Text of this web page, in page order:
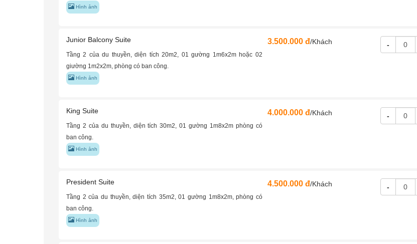
Hình ảnh
Junior Balcony Suite
Tầng 2 của du thuyền, diện tích 20m2, 01 gường 1m6x2m hoặc 02
giường 1m2x2m, phòng có ban công.
Hình ảnh
3.500.000 đ/Khách -
King Suite
Tầng 2 của du thuyền, diện tích 30m2, 01 gường 1m8x2m phòng có
ban công.
Hình ảnh
4.000.000 đ/Khách -
President Suite
Tầng 2 của du thuyền, diện tích 35m2, 01 gường 1m8x2m, phòng có
ban công.
Hình ảnh
4.500.000 đ/Khách -